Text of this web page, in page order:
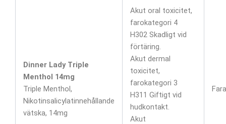
Dinner Lady Triple
Menthol 14mg
Triple Menthol,
Nikotinsalicylatinnehållande
vätska, 14mg
Akut oral toxicitet,
farokategori 4
H302 Skadligt vid
förtäring.
Akut dermal
toxicitet,
farokategori 3
H311 Giftigt vid
hudkontakt.
Akut
Fara